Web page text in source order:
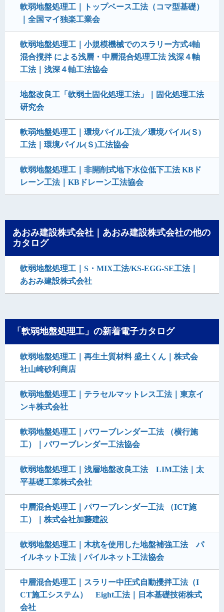
軟弱地盤処理工｜トップベース工法（コマ型基礎）
｜全国マイ独楽工業会
軟弱地盤処理工｜小規模機械でのスラリー方式4軸
混合撹拌 による浅層・中層混合処理工法 浅深４軸
工法｜浅深４軸工法協会
地盤改良工「軟弱土固化処理工法」｜固化処理工法
研究会
軟弱地盤処理工｜環境パイル工法／環境パイル(Ｓ)
工法｜環境パイル(Ｓ)工法協会
軟弱地盤処理工｜非開削式地下水位低下工法 KBド
レーン工法｜KBドレーン工法協会
あおみ建設株式会社｜あおみ建設株式会社の他の
カタログ
軟弱地盤処理工｜S・MIX工法/KS-EGG-SE工法｜
あおみ建設株式会社
「軟弱地盤処理工」の新着電子カタログ
軟弱地盤処理工｜再生土質材料 盛土くん｜株式会
社山崎砂利商店
軟弱地盤処理工｜テラセルマットレス工法｜東京イ
ンキ株式会社
軟弱地盤処理工｜パワーブレンダー工法 （横行施
工）｜パワーブレンダー工法協会
軟弱地盤処理工｜浅層地盤改良工法 LIM工法｜太
平基礎工業株式会社
中層混合処理工｜パワーブレンダー工法 （ICT施
工）｜株式会社加藤建設
軟弱地盤処理工｜木杭を使用した地盤補強工法 パ
イルネット工法｜パイルネット工法協会
中層混合処理工｜スラリー中圧式自動攪拌工法（I
CT施工システム） Eight工法｜日本基礎技術株式
会社